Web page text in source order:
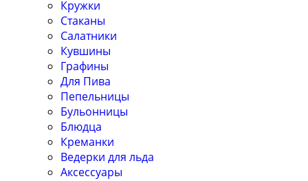
Кружки
Стаканы
Салатники
Кувшины
Графины
Для Пива
Пепельницы
Бульонницы
Блюдца
Креманки
Ведерки для льда
Аксессуары